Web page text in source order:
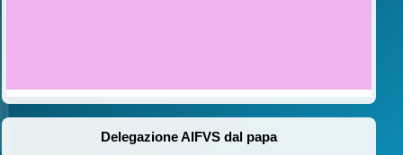
Delegazione AIFVS dal papa